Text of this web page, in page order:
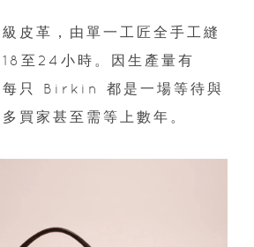
皮革，由單一工匠全手工縫
至24小時。因生產量有
每只 Birkin 都是一場等待與
買家甚至需等上數年。